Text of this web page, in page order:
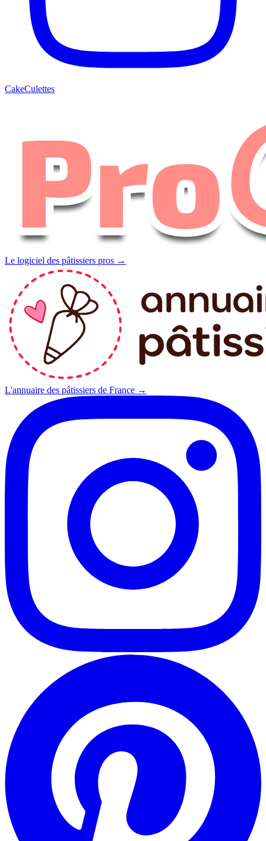
CakeCulettes
Le logiciel des pâtissiers pros →
L'annuaire des pâtissiers de France →